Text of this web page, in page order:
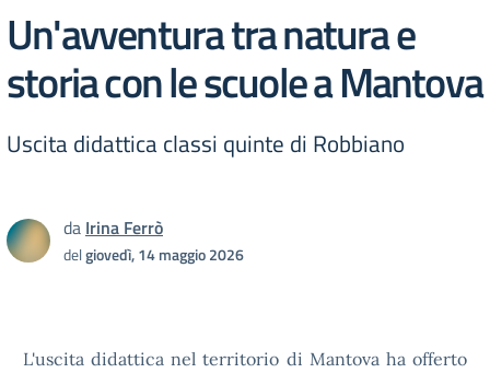
Un'avventura tra natura e
storia con le scuole a Mantova
Uscita didattica classi quinte di Robbiano
da Irina Ferrò
delgiovedì, 14 maggio 2026
L'uscita didattica nel territorio di Mantova ha offerto